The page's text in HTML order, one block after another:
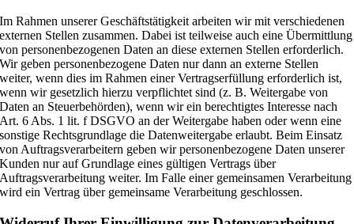
Im Rahmen unserer Geschäftstätigkeit arbeiten wir mit verschiedenen
externen Stellen zusammen. Dabei ist teilweise auch eine Übermittlung
von personenbezogenen Daten an diese externen Stellen erforderlich.
Wir geben personenbezogene Daten nur dann an externe Stellen
weiter, wenn dies im Rahmen einer Vertragserfüllung erforderlich ist,
wenn wir gesetzlich hierzu verpflichtet sind (z. B. Weitergabe von
Daten an Steuerbehörden), wenn wir ein berechtigtes Interesse nach
Art. 6 Abs. 1 lit. f DSGVO an der Weitergabe haben oder wenn eine
sonstige Rechtsgrundlage die Datenweitergabe erlaubt. Beim Einsatz
von Auftragsverarbeitern geben wir personenbezogene Daten unserer
Kunden nur auf Grundlage eines gültigen Vertrags über
Auftragsverarbeitung weiter. Im Falle einer gemeinsamen Verarbeitung
wird ein Vertrag über gemeinsame Verarbeitung geschlossen.